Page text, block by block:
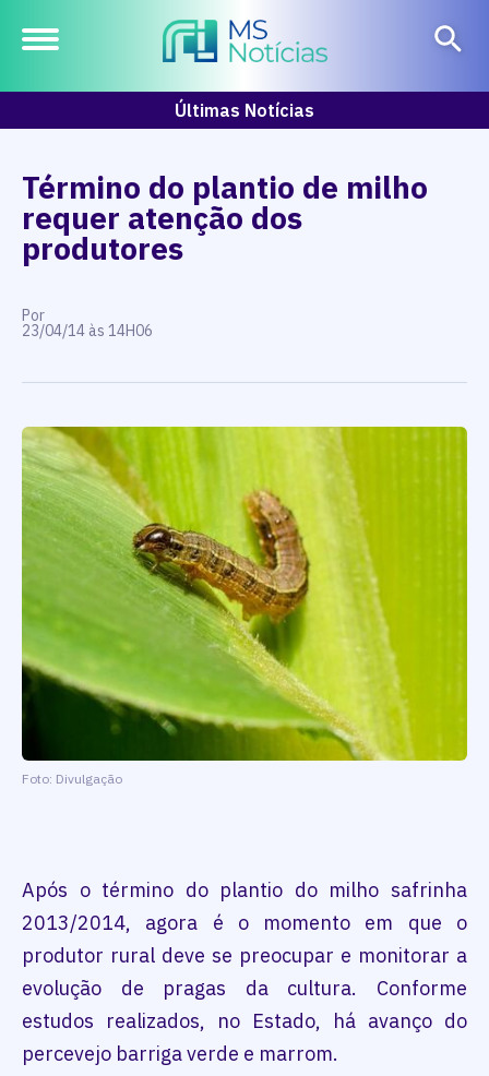
Últimas Notícias
Término do plantio de milho
requer atenção dos
produtores
Por
23/04/14 às 14H06
Foto: Divulgação
Após o término do plantio do milho safrinha
2013/2014, agora é o momento em que o
produtor rural deve se preocupar e monitorar a
evolução de pragas da cultura. Conforme
estudos realizados, no Estado, há avanço do
percevejo barriga verde e marrom.